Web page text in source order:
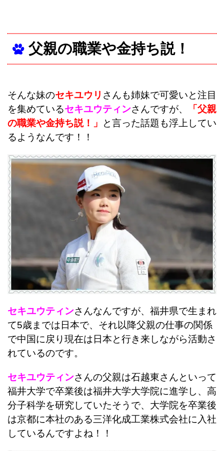
父親の職業や金持ち説！
そんな妹のセキユウリ さんも姉妹で可愛いと注目
を集めているセキユウティンさんですが、
「父親
の職業や金持ち説！」
と言った話題も浮上してい
るようなんです！！
セキユウティンさんなんですが、福井県で生まれ
て5歳までは日本で、それ以降父親の仕事の関係
で中国に戻り現在は日本と行き来しながら活動さ
れているのです。
セキユウティンさんの父親は石越東さんといって
福井大学で卒業後は福井大学大学院に進学し、高
分子科学を研究していたそうで、大学院を卒業後
は京都に本社のある三洋化成工業株式会社に入社
しているんですよね！！